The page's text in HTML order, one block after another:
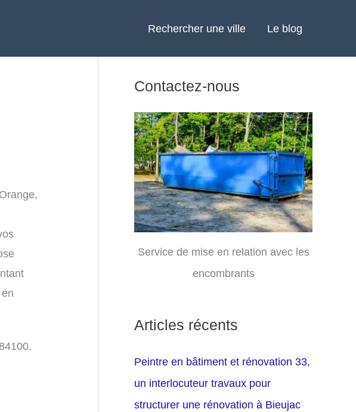
Rechercher une ville Le blog
Contactez-nous
Service de mise en relation avec les
encombrants
Articles récents
Peintre en bâtiment et rénovation 33,
un interlocuteur travaux pour
structurer une rénovation à Bieujac